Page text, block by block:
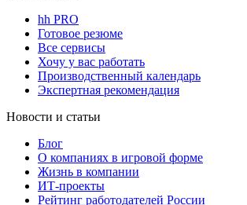
hh PRO
Готовое резюме
Все сервисы
Хочу у вас работать
Производственный календарь
Экспертная рекомендация
Новости и статьи
Блог
О компаниях в игровой форме
Жизнь в компании
ИТ-проекты
Рейтинг работодателей России